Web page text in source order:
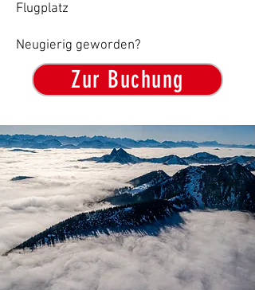
Flugplatz
Neugierig geworden?
Zur Buchung